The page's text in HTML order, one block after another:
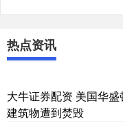
热点资讯
大牛证券配资 美国华
建筑物遭到焚毁